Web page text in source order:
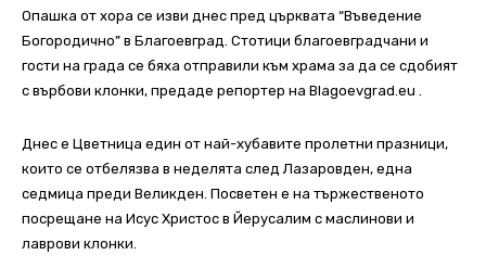
Опашка от хора се изви днес пред църквата “Въведение
Богородично” в Благоевград. Стотици благоевградчани и
гости на града се бяха отправили към храма за да се сдобият
с върбови клонки, предаде репортер на Blagoevgrad.eu .
Днес e Цветница един от най-хубавите пролетни празници,
които се отбелязва в неделята след Лазаровден, една
седмица преди Великден. Посветен е на тържественото
посрещане на Исус Христос в Йерусалим с маслинови и
лаврови клонки.